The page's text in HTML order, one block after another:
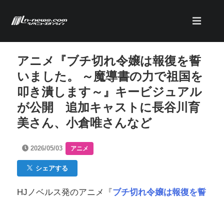
アニメ『ブチ切れ令嬢は報復を誓
いました。 ～魔導書の力で祖国を
叩き潰します～』キービジュアル
が公開 追加キャストに長谷川育
美さん、小倉唯さんなど
2026/05/03 アニメ
シェアする
HJノベルス発のアニメ『 ブチ切れ令嬢は報復を誓